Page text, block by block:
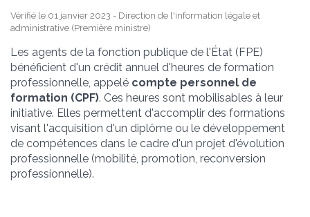
Vérifié le 01 janvier 2023 - Direction de l'information légale et
administrative (Première ministre)
Les agents de la fonction publique de l'État (FPE)
bénéficient d'un crédit annuel d'heures de formation
professionnelle, appelé compte personnel de
formation (CPF). Ces heures sont mobilisables à leur
initiative. Elles permettent d'accomplir des formations
visant l'acquisition d'un diplôme ou le développement
de compétences dans le cadre d'un projet d'évolution
professionnelle (mobilité, promotion, reconversion
professionnelle).